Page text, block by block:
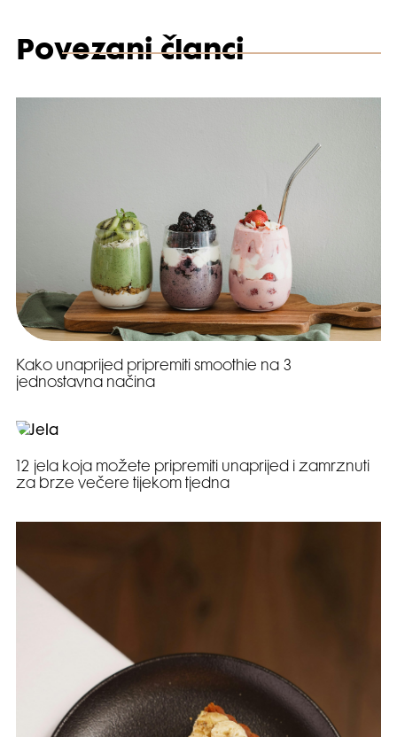
Povezani članci
Kako unaprijed pripremiti smoothie na 3
jednostavna načina
12 jela koja možete pripremiti unaprijed i zamrznuti
za brze večere tijekom tjedna